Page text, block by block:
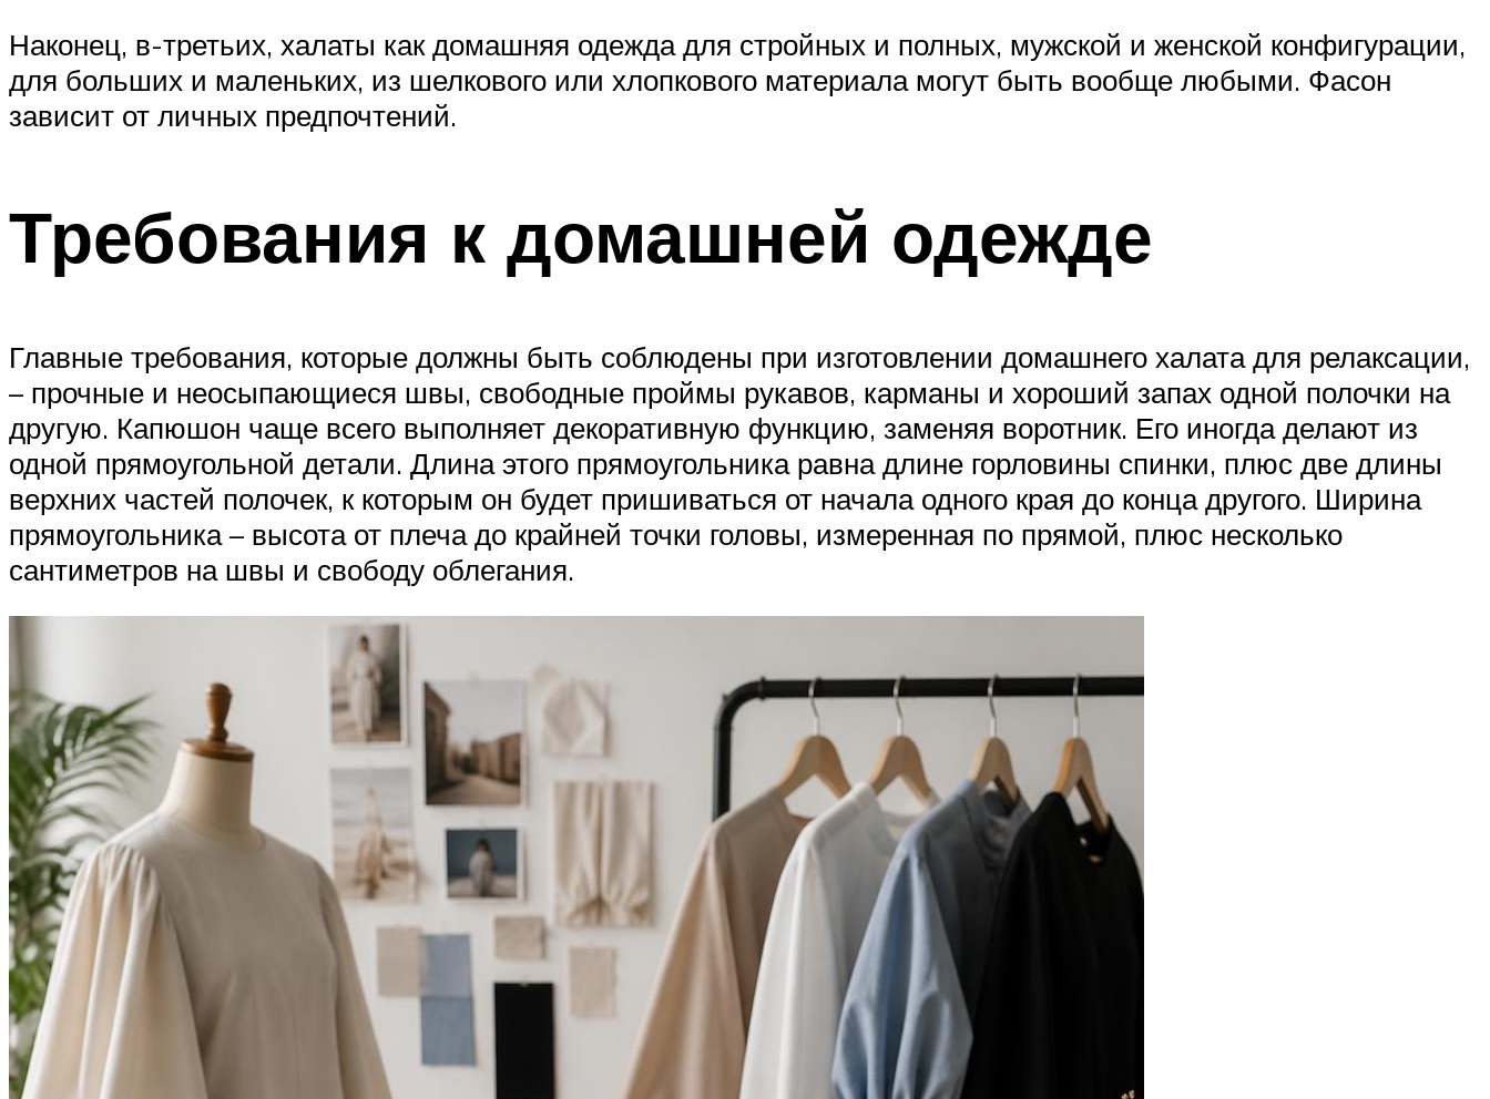
Наконец, в-третьих, халаты как домашняя одежда для стройных и полных, мужской и женской конфигурации,
для больших и маленьких, из шелкового или хлопкового материала могут быть вообще любыми. Фасон
зависит от личных предпочтений.
Требования к домашней одежде
Главные требования, которые должны быть соблюдены при изготовлении домашнего халата для релаксации,
– прочные и неосыпающиеся швы, свободные проймы рукавов, карманы и хороший запах одной полочки на
другую. Капюшон чаще всего выполняет декоративную функцию, заменяя воротник. Его иногда делают из
одной прямоугольной детали. Длина этого прямоугольника равна длине горловины спинки, плюс две длины
верхних частей полочек, к которым он будет пришиваться от начала одного края до конца другого. Ширина
прямоугольника – высота от плеча до крайней точки головы, измеренная по прямой, плюс несколько
сантиметров на швы и свободу облегания.